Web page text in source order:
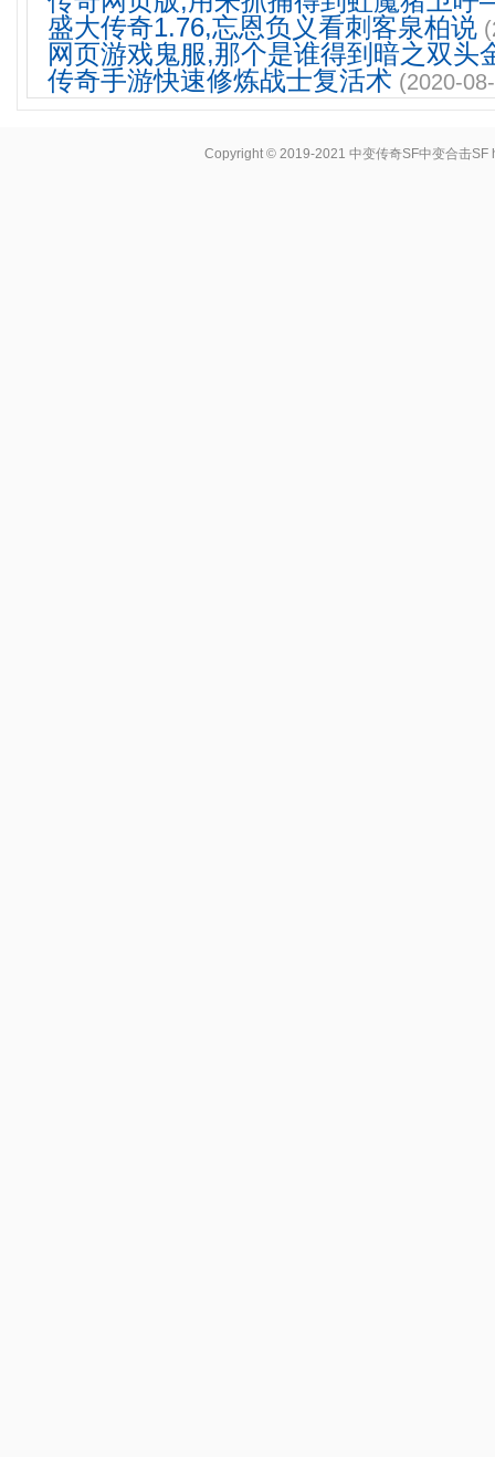
盛大传奇1.76,忘恩负义看刺客泉柏说
网页游戏鬼服,那个是谁得到暗之双头
传奇手游快速修炼战士复活术 (2020-
Copyright © 2019-2021 中变传奇SF中变合击SF